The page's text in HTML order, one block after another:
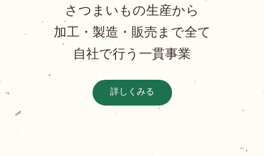
さつまいもの生産から
加工・製造・販売まで全て
自社で行う一貫事業
詳しくみる